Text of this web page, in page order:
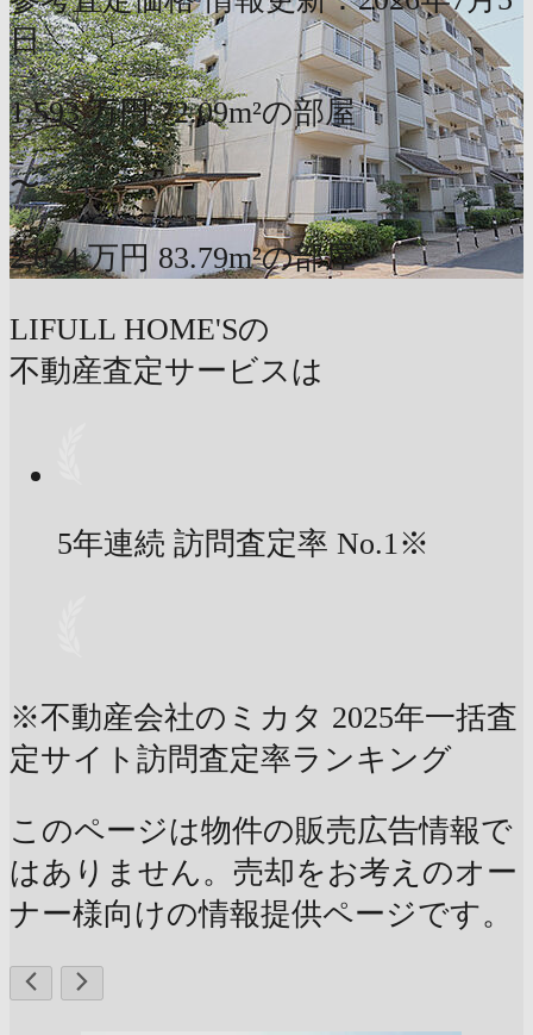
日
1,593 万円 72.09m²の部屋
〜
2,624 万円 83.79m²の部屋
LIFULL HOME'Sの
不動産査定サービスは
5年連続 訪問査定率 No.1※
※不動産会社のミカタ 2025年一括査
定サイト訪問査定率ランキング
このページは物件の販売広告情報で
はありません。売却をお考えのオー
ナー様向けの情報提供ページです。